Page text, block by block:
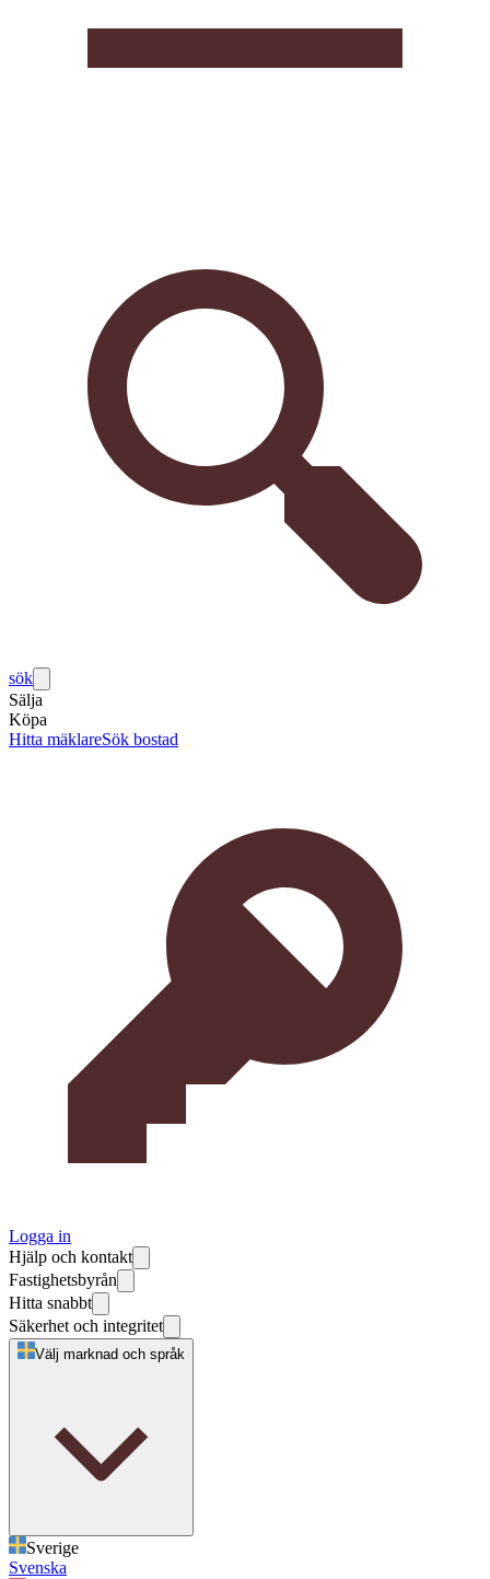
sök
Sälja
Köpa
Hitta mäklareSök bostad
Logga in
Hjälp och kontakt
Fastighetsbyrån
Hitta snabbt
Säkerhet och integritet
Välj marknad och språk
Sverige
Svenska